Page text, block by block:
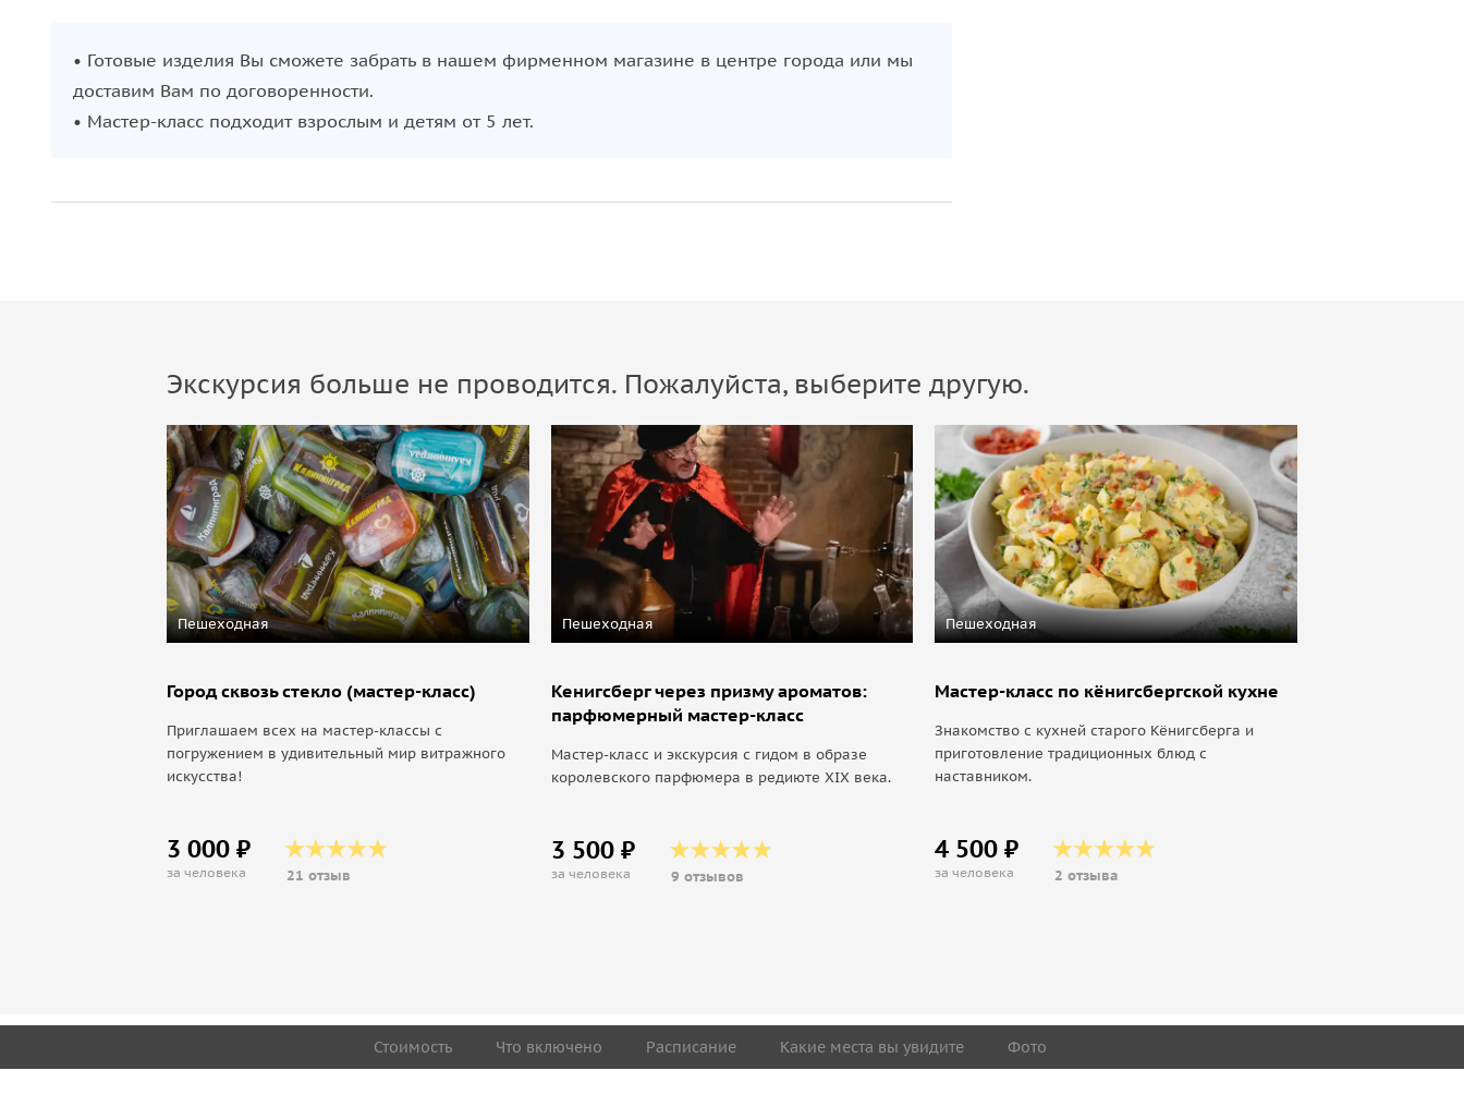
• Готовые изделия Вы сможете забрать в нашем фирменном магазине в центре города или мы
доставим Вам по договоренности.
• Мастер-класс подходит взрослым и детям от 5 лет.
Экскурсия больше не проводится. Пожалуйста, выберите другую.
Пешеходная
Город сквозь стекло (мастер-класс)
Приглашаем всех на мастер-классы с
погружением в удивительный мир витражного
искусства!
3 000 ₽
за человека 21 отзыв
Пешеходная
Кенигсберг через призму ароматов:
парфюмерный мастер-класс
Мастер-класс и экскурсия с гидом в образе
королевского парфюмера в редиюте XIX века.
3 500 ₽
за человека 9 отзывов
Пешеходная
Мастер-класс по кёнигсбергской кухне
Знакомство с кухней старого Кёнигсберга и
приготовление традиционных блюд с
наставником.
4 500 ₽
за человека 2 отзыва
Стоимость Что включено Расписание Какие места вы увидите Фото